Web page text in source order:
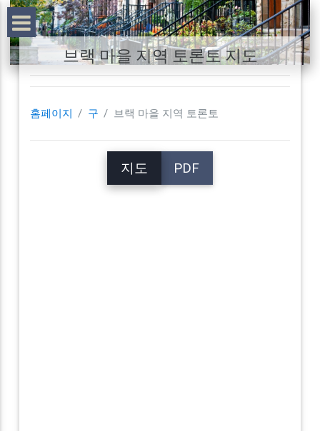
브랙 마을 지역 토론토 지도
홈페이지 구 브랙 마을 지역 토론토
지도 PDF